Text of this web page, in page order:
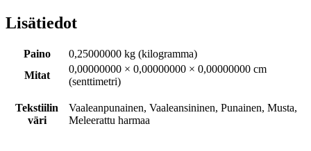
Lisätiedot
Paino
0,25000000 kg (kilogramma)
Mitat
0,00000000 × 0,00000000 × 0,00000000 cm
(senttimetri)
Tekstiilin
väri
Vaaleanpunainen, Vaaleansininen, Punainen, Musta,
Meleerattu harmaa